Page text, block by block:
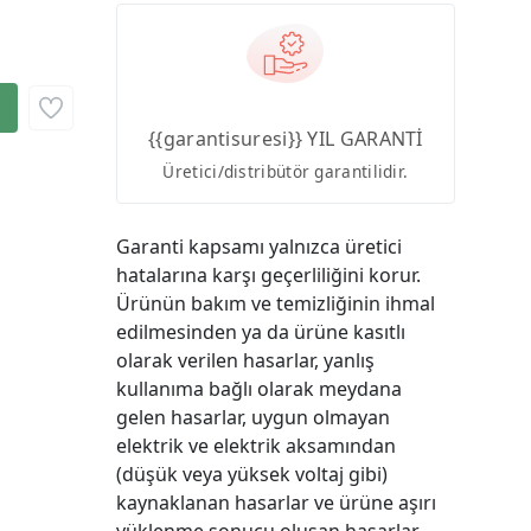
{{garantisuresi}} YIL GARANTİ
Üretici/distribütör garantilidir.
Garanti kapsamı yalnızca üretici
hatalarına karşı geçerliliğini korur.
Ürünün bakım ve temizliğinin ihmal
edilmesinden ya da ürüne kasıtlı
olarak verilen hasarlar, yanlış
kullanıma bağlı olarak meydana
gelen hasarlar, uygun olmayan
elektrik ve elektrik aksamından
(düşük veya yüksek voltaj gibi)
kaynaklanan hasarlar ve ürüne aşırı